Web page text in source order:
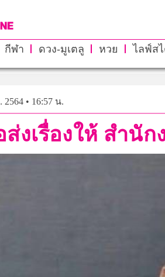
กีฬา ดวง-มูเตลู หวย ไลฟ์ส
2564 • 16:57 น.
ส่งเรื่องให้ สำนั